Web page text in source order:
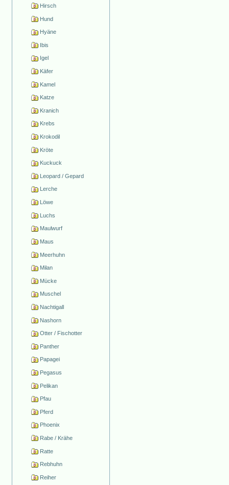
Hirsch
Hund
Hyäne
Ibis
Igel
Käfer
Kamel
Katze
Kranich
Krebs
Krokodil
Kröte
Kuckuck
Leopard / Gepard
Lerche
Löwe
Luchs
Maulwurf
Maus
Meerhuhn
Milan
Mücke
Muschel
Nachtigall
Nashorn
Otter / Fischotter
Panther
Papagei
Pegasus
Pelikan
Pfau
Pferd
Phoenix
Rabe / Krähe
Ratte
Rebhuhn
Reiher